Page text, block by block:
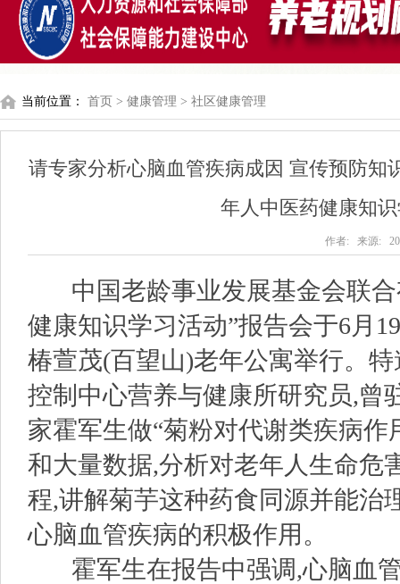
当前位置： 首页 > 健康管理 > 社区健康管理
请专家分析心脑血管疾病成因 宣传预防
年人中医药健康知
作者: 来源:
中国老龄事业发展基金会联合
健康知识学习活动”报告会于6月
椿萱茂(百望山)老年公寓举行。
控制中心营养与健康所研究员,曾
家霍军生做“菊粉对代谢类疾病
和大量数据,分析对老年人生命危
程,讲解菊芋这种药食同源并能治
心脑血管疾病的积极作用。
霍军生在报告中强调,心脑血